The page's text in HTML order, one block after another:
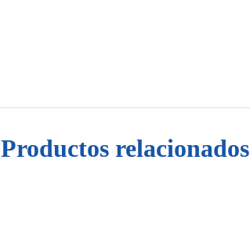
Productos relacionados